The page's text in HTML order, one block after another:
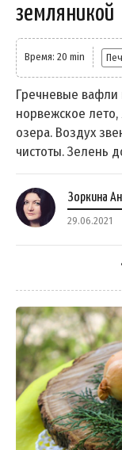
земляникой
Время: 20 min
Гречневые вафли
норвежское
озера. Воздух
чистоты. Зелень
Зоркина
29.06.2021